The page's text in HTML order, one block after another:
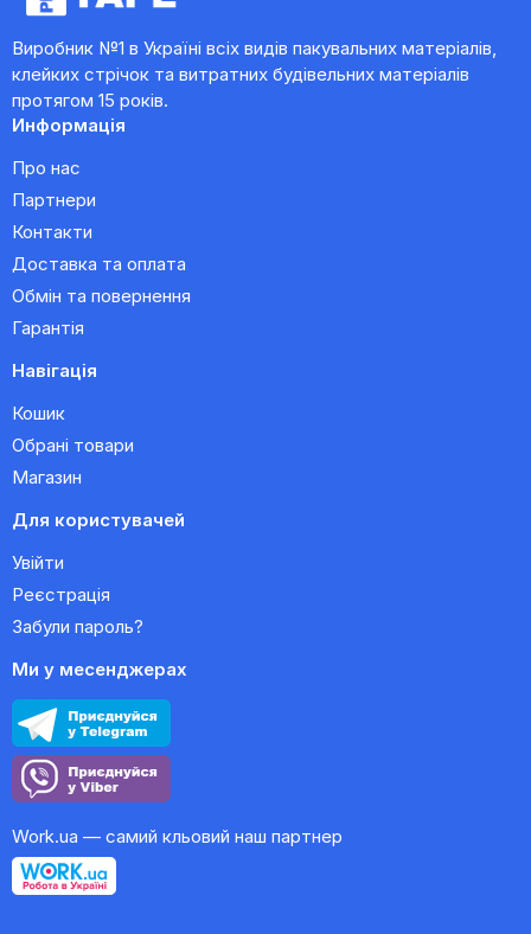
Виробник №1 в Україні всіх видів пакувальних матеріалів,
клейких стрічок та витратних будівельних матеріалів
протягом 15 років.
Информація
Про нас
Партнери
Контакти
Доставка та оплата
Обмін та повернення
Гарантія
Навігація
Кошик
Обрані товари
Магазин
Для користувачей
Увійти
Реєстрація
Забули пароль?
Ми у месенджерах
Work.ua — самий кльовий наш партнер